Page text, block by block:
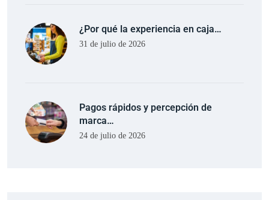
¿Por qué la experiencia en caja…
31 de julio de 2026
Pagos rápidos y percepción de
marca…
24 de julio de 2026